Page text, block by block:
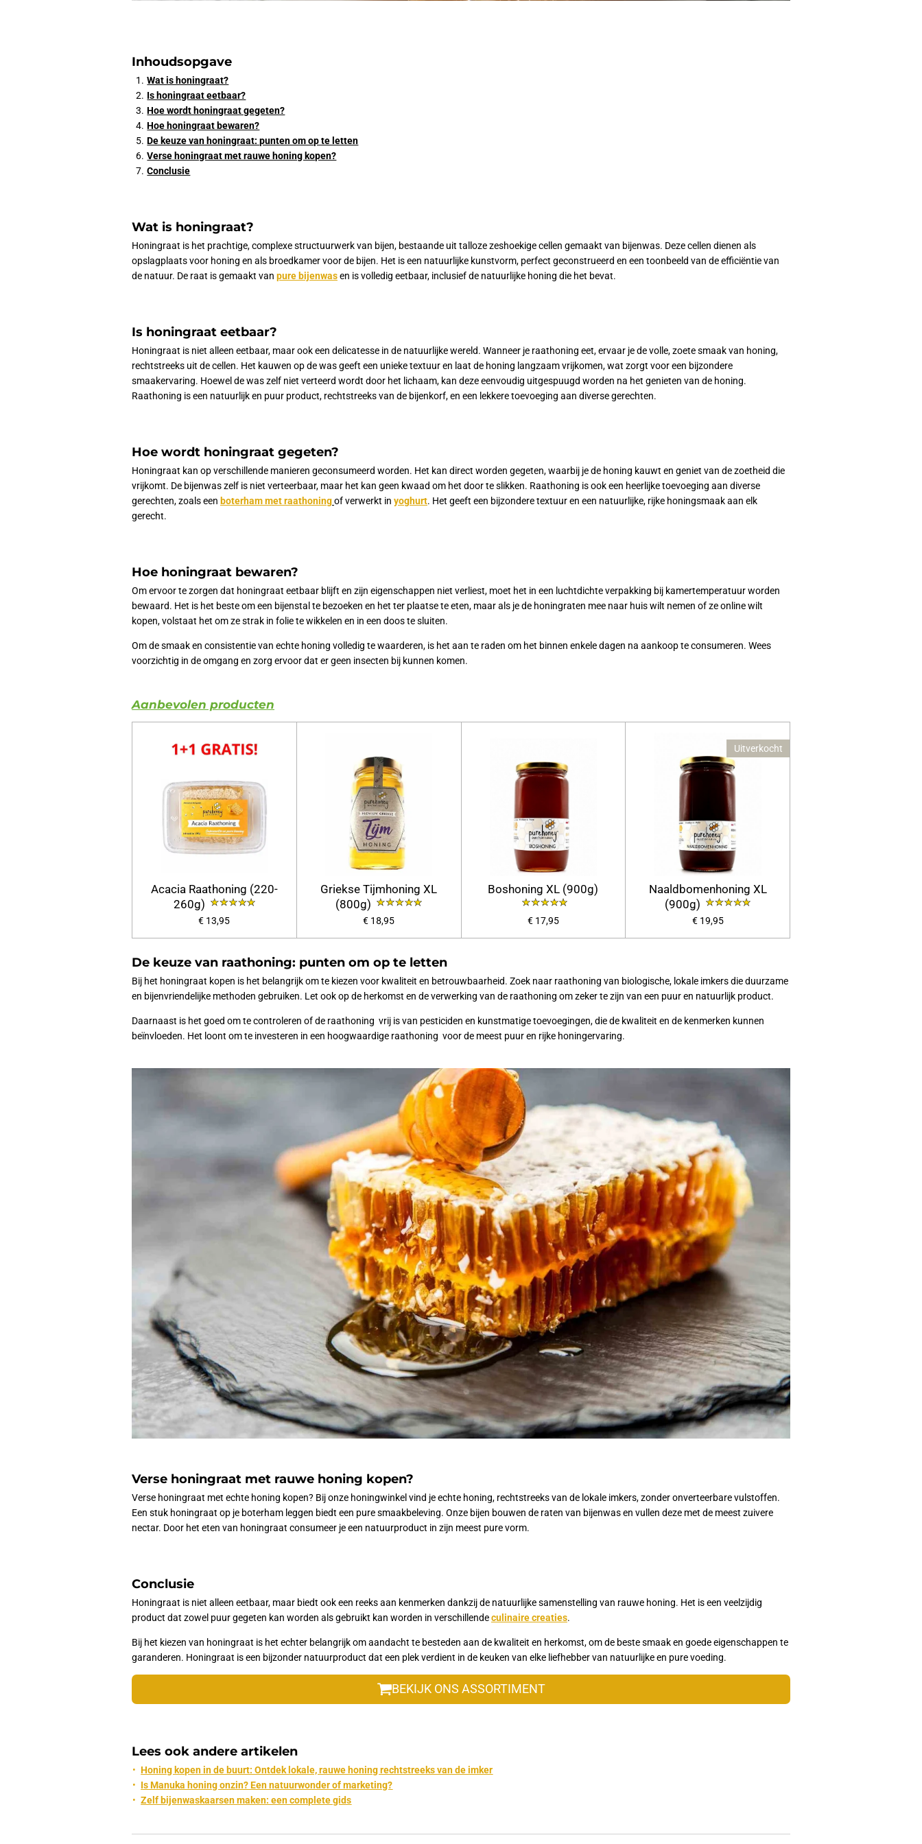
Inhoudsopgave
Wat is honingraat?
Is honingraat eetbaar?
Hoe wordt honingraat gegeten?
Hoe honingraat bewaren?
De keuze van honingraat: punten om op te letten
Verse honingraat met rauwe honing kopen?
Conclusie
Wat is honingraat?
Honingraat is het prachtige, complexe structuurwerk van bijen, bestaande uit talloze zeshoekige cellen gemaakt van bijenwas. Deze cellen dienen als
opslagplaats voor honing en als broedkamer voor de bijen. Het is een natuurlijke kunstvorm, perfect geconstrueerd en een toonbeeld van de efficiëntie van
de natuur. De raat is gemaakt van pure bijenwasen is volledig eetbaar, inclusief de natuurlijke honing die het bevat.
Is honingraat eetbaar?
Honingraat is niet alleen eetbaar, maar ook een delicatesse in de natuurlijke wereld. Wanneer je raathoning eet, ervaar je de volle, zoete smaak van honing,
rechtstreeks uit de cellen. Het kauwen op de was geeft een unieke textuur en laat de honing langzaam vrijkomen, wat zorgt voor een bijzondere
smaakervaring. Hoewel de was zelf niet verteerd wordt door het lichaam, kan deze eenvoudig uitgespuugd worden na het genieten van de honing.
Raathoning is een natuurlijk en puur product, rechtstreeks van de bijenkorf, en een lekkere toevoeging aan diverse gerechten.
Hoe wordt honingraat gegeten?
Honingraat kan op verschillende manieren geconsumeerd worden. Het kan direct worden gegeten, waarbij je de honing kauwt en geniet van de zoetheid die
vrijkomt. De bijenwas zelf is niet verteerbaar, maar het kan geen kwaad om het door te slikken. Raathoning is ook een heerlijke toevoeging aan diverse
gerechten, zoals een boterham met raathoningof verwerkt in yoghurt. Het geeft een bijzondere textuur en een natuurlijke, rijke honingsmaak aan elk
gerecht.
Hoe honingraat bewaren?
Om ervoor te zorgen dat honingraat eetbaar blijft en zijn eigenschappen niet verliest, moet het in een luchtdichte verpakking bij kamertemperatuur worden
bewaard. Het is het beste om een bijenstal te bezoeken en het ter plaatse te eten, maar als je de honingraten mee naar huis wilt nemen of ze online wilt
kopen, volstaat het om ze strak in folie te wikkelen en in een doos te sluiten.
Om de smaak en consistentie van echte honing volledig te waarderen, is het aan te raden om het binnen enkele dagen na aankoop te consumeren. Wees
voorzichtig in de omgang en zorg ervoor dat er geen insecten bij kunnen komen.
Aanbevolen producten
Acacia Raathoning (220-
260g)
€ 13,95
Griekse Tijmhoning XL
(800g)
€ 18,95
Boshoning XL (900g)
€ 17,95
Uitverkocht
Naaldbomenhoning XL
(900g)
€ 19,95
De keuze van raathoning: punten om op te letten
Bij het honingraat kopen is het belangrijk om te kiezen voor kwaliteit en betrouwbaarheid. Zoek naar raathoning van biologische, lokale imkers die duurzame
en bijenvriendelijke methoden gebruiken. Let ook op de herkomst en de verwerking van de raathoning om zeker te zijn van een puur en natuurlijk product.
Daarnaast is het goed om te controleren of de raathoning vrij is van pesticiden en kunstmatige toevoegingen, die de kwaliteit en de kenmerken kunnen
beïnvloeden. Het loont om te investeren in een hoogwaardige raathoning voor de meest puur en rijke honingervaring.
Verse honingraat met rauwe honing kopen?
Verse honingraat met echte honing kopen? Bij onze honingwinkel vind je echte honing, rechtstreeks van de lokale imkers, zonder onverteerbare vulstoffen.
Een stuk honingraat op je boterham leggen biedt een pure smaakbeleving. Onze bijen bouwen de raten van bijenwas en vullen deze met de meest zuivere
nectar. Door het eten van honingraat consumeer je een natuurproduct in zijn meest pure vorm.
Conclusie
Honingraat is niet alleen eetbaar, maar biedt ook een reeks aan kenmerken dankzij de natuurlijke samenstelling van rauwe honing. Het is een veelzijdig
product dat zowel puur gegeten kan worden als gebruikt kan worden in verschillendeculinaire creaties.
Bij het kiezen van honingraat is het echter belangrijk om aandacht te besteden aan de kwaliteit en herkomst, om de beste smaak en goede eigenschappen te
garanderen. Honingraat is een bijzonder natuurproduct dat een plek verdient in de keuken van elke liefhebber van natuurlijke en pure voeding.
BEKIJK ONS ASSORTIMENT
Lees ook andere artikelen
Honing kopen in de buurt: Ontdek lokale, rauwe honing rechtstreeks van de imker
Is Manuka honing onzin? Een natuurwonder of marketing?
Zelf bijenwaskaarsen maken: een complete gids